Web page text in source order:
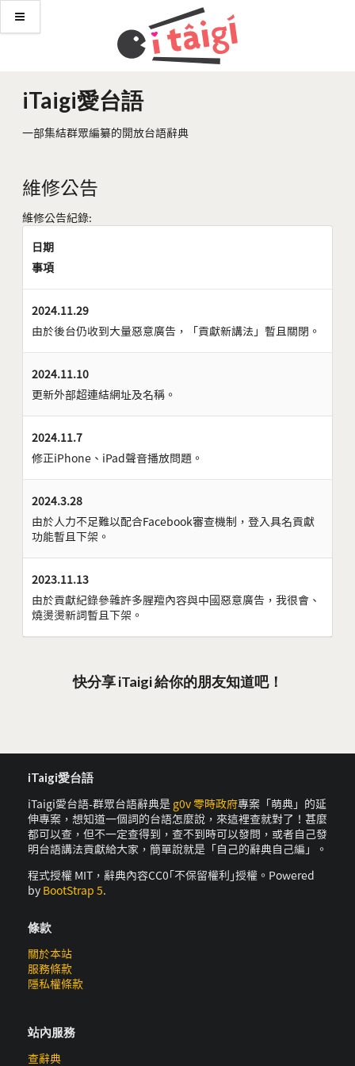
iTaigi愛台語
一部集結群眾編纂的開放台語辭典
維修公告
維修公告紀錄:
日期
事項
2024.11.29
由於後台仍收到大量惡意廣告，「貢獻新講法」暫且關閉。
2024.11.10
更新外部超連結網址及名稱。
2024.11.7
修正iPhone、iPad聲音播放問題。
2024.3.28
由於人力不足難以配合Facebook審查機制，登入具名貢獻
功能暫且下架。
2023.11.13
由於貢獻紀錄參雜許多腥羶內容與中國惡意廣告，我很會、
燒燙燙新詞暫且下架。
快分享 iTaigi 給你的朋友知道吧！
iTaigi愛台語
iTaigi愛台語-群眾台語辭典是 g0v 零時政府專案「萌典」的延
伸專案，想知道一個詞的台語怎麼說，來這裡查就對了！甚麼
都可以查，但不一定查得到，查不到時可以發問，或者自己發
明台語講法貢獻給大家，簡單說就是「自己的辭典自己編」。
程式授權 MIT，辭典內容CC0｢不保留權利｣授權。Powered
by BootStrap 5.
條款
關於本站
服務條款
隱私權條款
站內服務
查辭典